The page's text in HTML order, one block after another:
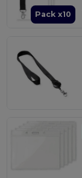
Pack x10